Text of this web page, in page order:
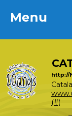
Menu
http://
(#)
Menu